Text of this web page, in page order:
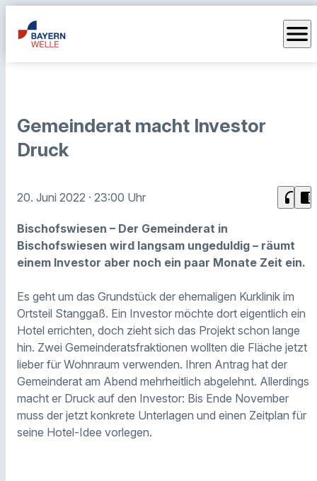
menu
Gemeinderat macht Investor
Druck
20. Juni 2022 · 23:00 Uhr headphones chrome_reader_mode
Bischofswiesen – Der Gemeinderat in
Bischofswiesen wird langsam ungeduldig – räumt
einem Investor aber noch ein paar Monate Zeit ein.
Es geht um das Grundstück der ehemaligen Kurklinik im
Ortsteil Stanggaß. Ein Investor möchte dort eigentlich ein
Hotel errichten, doch zieht sich das Projekt schon lange
hin. Zwei Gemeinderatsfraktionen wollten die Fläche jetzt
lieber für Wohnraum verwenden. Ihren Antrag hat der
Gemeinderat am Abend mehrheitlich abgelehnt. Allerdings
macht er Druck auf den Investor: Bis Ende November
muss der jetzt konkrete Unterlagen und einen Zeitplan für
seine Hotel-Idee vorlegen.